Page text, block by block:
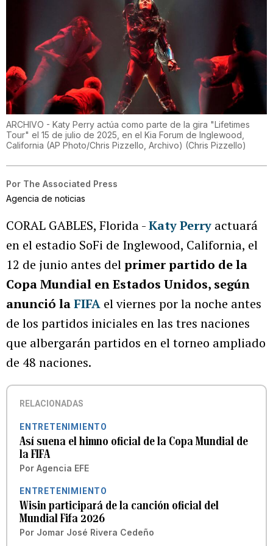
ARCHIVO - Katy Perry actúa como parte de la gira "Lifetimes
Tour" el 15 de julio de 2025, en el Kia Forum de Inglewood,
California (AP Photo/Chris Pizzello, Archivo) (Chris Pizzello)
Por The Associated Press
Agencia de noticias
CORAL GABLES, Florida -Katy Perry actuará
en el estadio SoFi de Inglewood, California, el
12 de junio antes delprimer partido de la
Copa Mundial en Estados Unidos, según
anunció laFIFA el viernes por la noche antes
de los partidos iniciales en las tres naciones
que albergarán partidos en el torneo ampliado
de 48 naciones.
RELACIONADAS
ENTRETENIMIENTO
Así suena el himno oficial de la Copa Mundial de
la FIFA
Por Agencia EFE
ENTRETENIMIENTO
Wisin participará de la canción oficial del
Mundial Fifa 2026
Por Jomar José Rivera Cedeño